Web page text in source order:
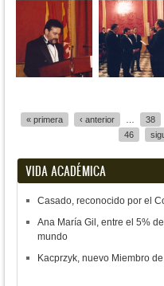
« primera ‹ anterior 38
46
VIDA ACADÉMICA
Casado, reconocido por el
Ana María Gil, entre el 5%
mundo
Kacprzyk, nuevo Miembro